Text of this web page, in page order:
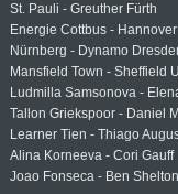
St. Pauli - Greuther Fürth
Energie Cottbus - Hannover
Nürnberg - Dynamo
Mansfield Town - Sheffield
Ludmilla Samsonova -
Tallon Griekspoor - Daniel
Learner Tien - Thiago
Alina Korneeva - Cori Gauff
Joao Fonseca - Ben Shelton